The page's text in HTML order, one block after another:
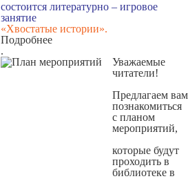
состоится литературно – игровое
занятие
«Хвостатые истории».
Подробнее
.
Уважаемые
читатели!
Предлагаем вам
познакомиться
с планом
мероприятий,
которые будут
проходить в
библиотеке в